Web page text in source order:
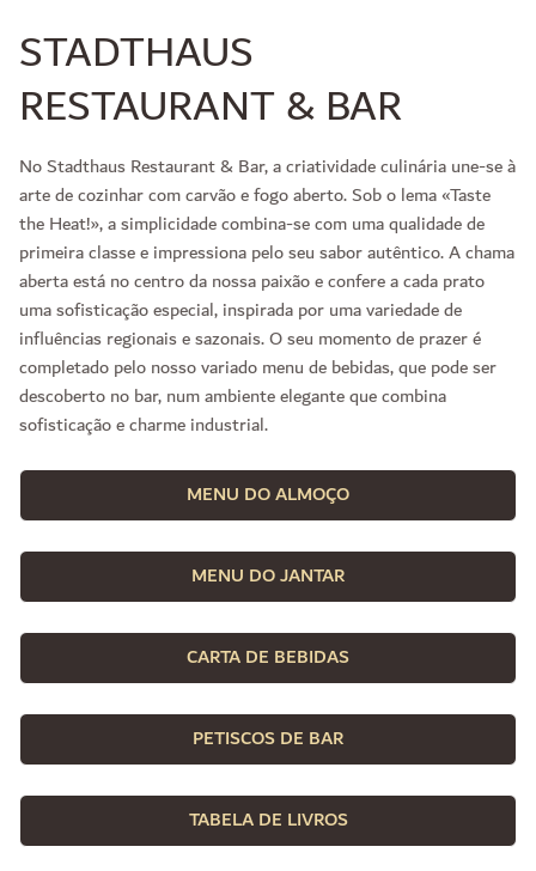
STADTHAUS
RESTAURANT & BAR
No Stadthaus Restaurant & Bar, a criatividade culinária une-se à
arte de cozinhar com carvão e fogo aberto. Sob o lema «Taste
the Heat!», a simplicidade combina-se com uma qualidade de
primeira classe e impressiona pelo seu sabor autêntico. A chama
aberta está no centro da nossa paixão e confere a cada prato
uma sofisticação especial, inspirada por uma variedade de
influências regionais e sazonais. O seu momento de prazer é
completado pelo nosso variado menu de bebidas, que pode ser
descoberto no bar, num ambiente elegante que combina
sofisticação e charme industrial.
MENU DO ALMOÇO
MENU DO JANTAR
CARTA DE BEBIDAS
PETISCOS DE BAR
TABELA DE LIVROS